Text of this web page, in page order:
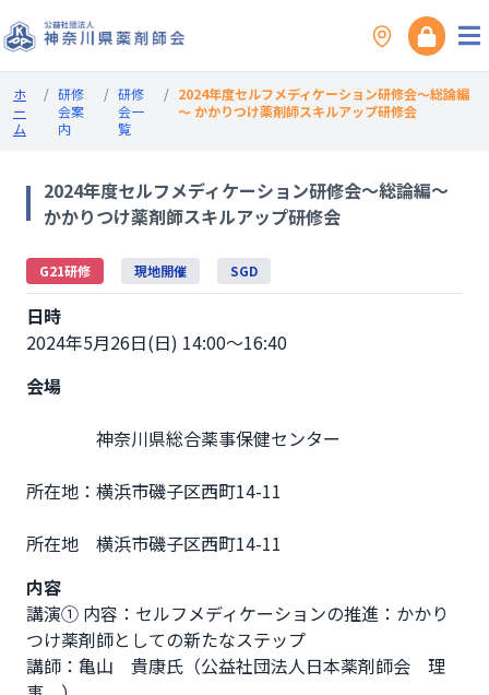
ホ
ー
ム
/ 研修
会案
内
/ 研修
会一
覧
/ 2024年度セルフメディケーション研修会～総論編
～ かかりつけ薬剤師スキルアップ研修会
2024年度セルフメディケーション研修会～総論編～
かかりつけ薬剤師スキルアップ研修会
G21研修 現地開催 SGD
日時
2024年5月26日(日) 14:00～16:40
会場
所在地：横浜市磯子区西町14-11
所在地　横浜市磯子区西町14-11
内容
講演① 内容：セルフメディケーションの推進：かかり
つけ薬剤師としての新たなステップ
講師：亀山　貴康氏（公益社団法人日本薬剤師会　理